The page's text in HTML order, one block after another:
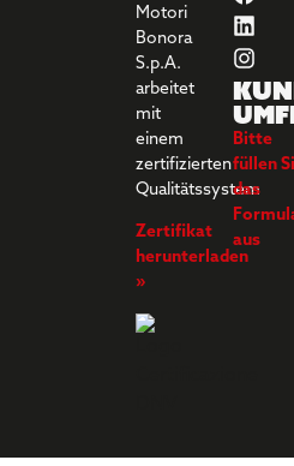
Motori
Bonora
S.p.A.
arbeitet
mit
einem
zertifizierten
Qualitätssystem
Zertifikat
herunterladen
»
Bitte
füllen
das
aus